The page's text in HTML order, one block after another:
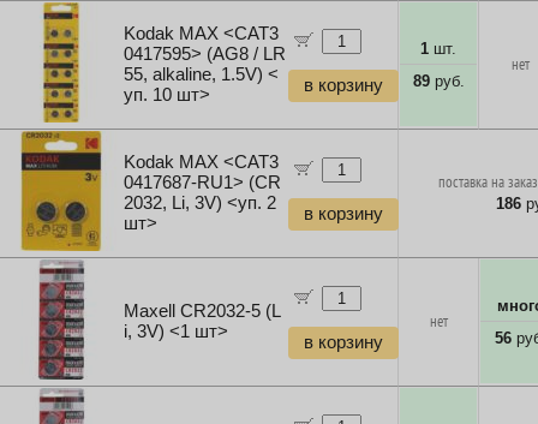
Kodak MAX <CAT3
0417595> (AG8 / LR
55, alkaline, 1.5V) <
уп. 10 шт>
в корзину
1 шт.
89руб.
нет
Kodak MAX <CAT3
0417687-RU1> (CR
2032, Li, 3V) <уп. 2
шт>
в корзину
поставка на
186
Maxell CR2032-5 (L
i, 3V) <1 шт>
в корзину
нет
56